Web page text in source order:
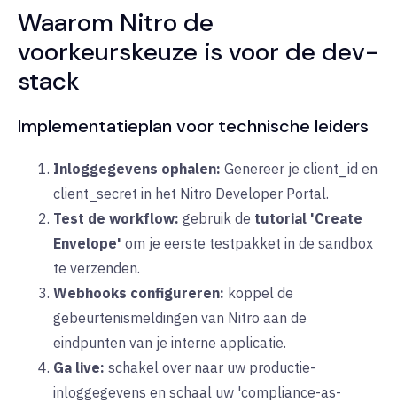
Waarom Nitro de
voorkeurskeuze is voor de dev-
stack
Implementatieplan voor technische leiders
Inloggegevens ophalen: Genereer je client_id en
client_secret in het Nitro Developer Portal.
Test de workflow: gebruik de tutorial 'Create
Envelope' om je eerste testpakket in de sandbox
te verzenden.
Webhooks configureren: koppel de
gebeurtenismeldingen van Nitro aan de
eindpunten van je interne applicatie.
Ga live: schakel over naar uw productie-
inloggegevens en schaal uw 'compliance-as-